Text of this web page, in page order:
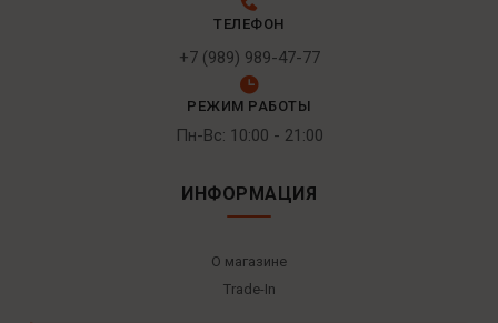
ТЕЛЕФОН
+7 (989) 989-47-77
РЕЖИМ РАБОТЫ
Пн-Вс: 10:00 - 21:00
ИНФОРМАЦИЯ
О магазине
Trade-In